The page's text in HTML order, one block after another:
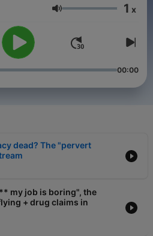
Ένταση 1 x
00:00
dead? The "pervert
my job is boring", the
+ drug claims in